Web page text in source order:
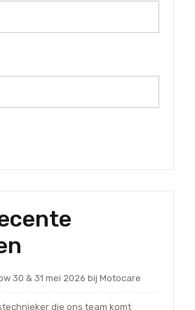
30 & 31 mei 2026 bij Motocare
die ons team komt